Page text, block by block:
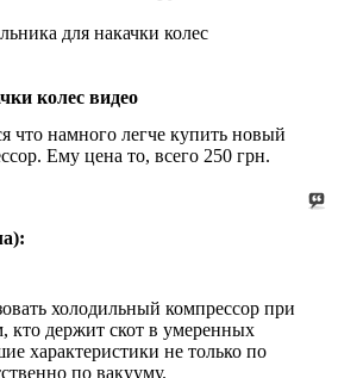
для накачки колес
колес видео
что намного легче купить новый
Ему цена то, всего 250 грн.
холодильный компрессор при
кто держит скот в умеренных
характеристики не только по
по вакууму.